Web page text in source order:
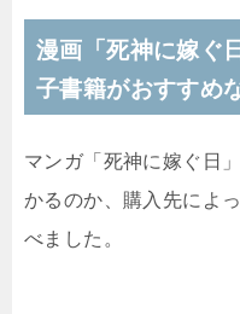
漫画「死神に嫁ぐ
子書籍がおすすめ
マンガ「死神に嫁ぐ日
かるのか、購入先によ
べました。